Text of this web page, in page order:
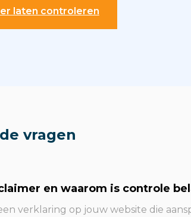
laten controleren
vragen
en waarom is controle
verklaring op jouw website die